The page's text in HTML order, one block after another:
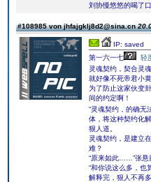
刘协慢悠悠的喝了
#108985 von jhfajgklj8d2@sina.cn
IP: saved
第一六一七
轻
灵魂契约，契合灵魂
就好像不死帝君小
为了防止这家伙变
间的约定啊！
“灵魂契约，的确无
体，将这种契约化
狠人道。
灵魂契约，是建立
难？
“原来如此……”张悬
“和你说这么多，也
解释完，狠人不再